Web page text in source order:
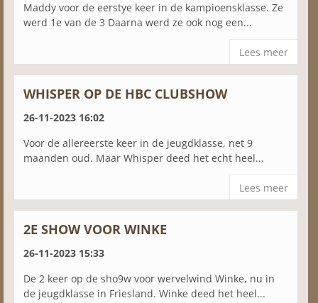
Maddy voor de eerstye keer in de kampioensklasse. Ze
werd 1e van de 3 Daarna werd ze ook nog een...
Lees meer
WHISPER OP DE HBC CLUBSHOW
26-11-2023 16:02
Voor de allereerste keer in de jeugdklasse, net 9
maanden oud. Maar Whisper deed het echt heel...
Lees meer
2E SHOW VOOR WINKE
26-11-2023 15:33
De 2 keer op de sho9w voor wervelwind Winke, nu in
de jeugdklasse in Friesland. Winke deed het heel...